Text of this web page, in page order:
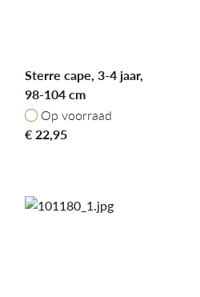
Sterre cape, 3-4 jaar,
98-104 cm
Op voorraad
Op voorraad
€22,95